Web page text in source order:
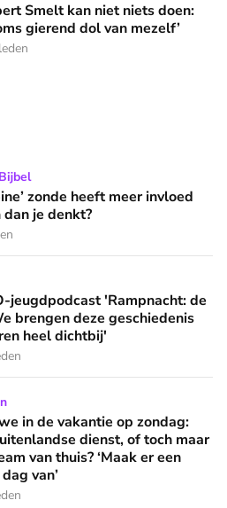
Smelt kan niet niets doen:
gierend dol van mezelf’
meer invloed op je leven dan je
zonde heeft meer invloed
je denkt?
'Rampnacht: de Titanic': 'We
jeugdpodcast 'Rampnacht: de
brengen deze geschiedenis
heel dichtbij'
op zondag: naar een
in de vakantie op zondag:
dienst, of toch maar
van thuis? ‘Maak er een
van’